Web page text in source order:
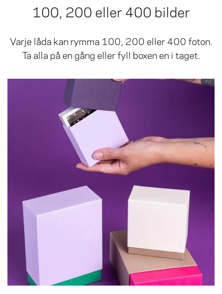
100, 200 eller 400 bilder
Varje låda kan rymma 100, 200 eller 400 foton.
Ta alla på en gång eller fyll boxen en i taget.